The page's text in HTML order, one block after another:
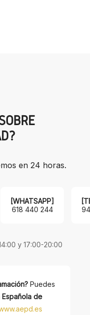
en 24 horas.
[WHATSAPP]
618 440 244
y 17:00-20:00
Puedes
de